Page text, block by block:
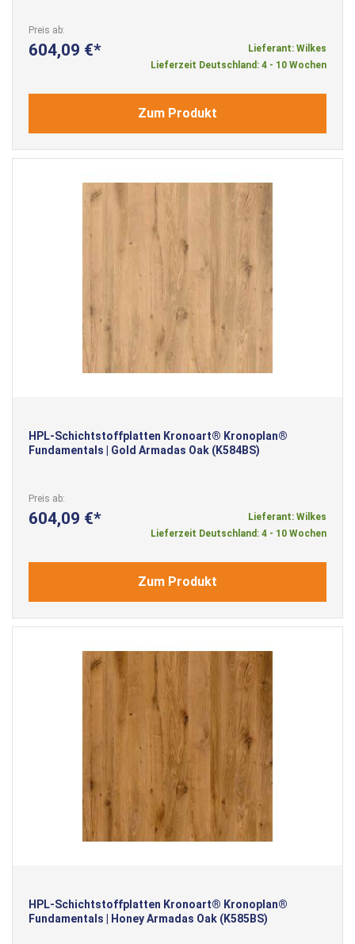
Preis ab
604,09 €
Lieferant: Wilkes
Lieferzeit Deutschland: 4 - 10 Wochen
Zum Produkt
HPL-Schichtstoffplatten Kronoart® Kronoplan®
Fundamentals | Gold Armadas Oak (K584BS)
Preis ab
604,09 €
Lieferant: Wilkes
Lieferzeit Deutschland: 4 - 10 Wochen
Zum Produkt
HPL-Schichtstoffplatten Kronoart® Kronoplan®
Fundamentals | Honey Armadas Oak (K585BS)